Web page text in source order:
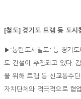
[철도] 경기도 트램 등 도시
▶ ‘동탄도시철도’ 등 경기
도 건설이 추진되고 있다.
을 위해 트램 등 신교통수
자치단체와 적극적으로 협